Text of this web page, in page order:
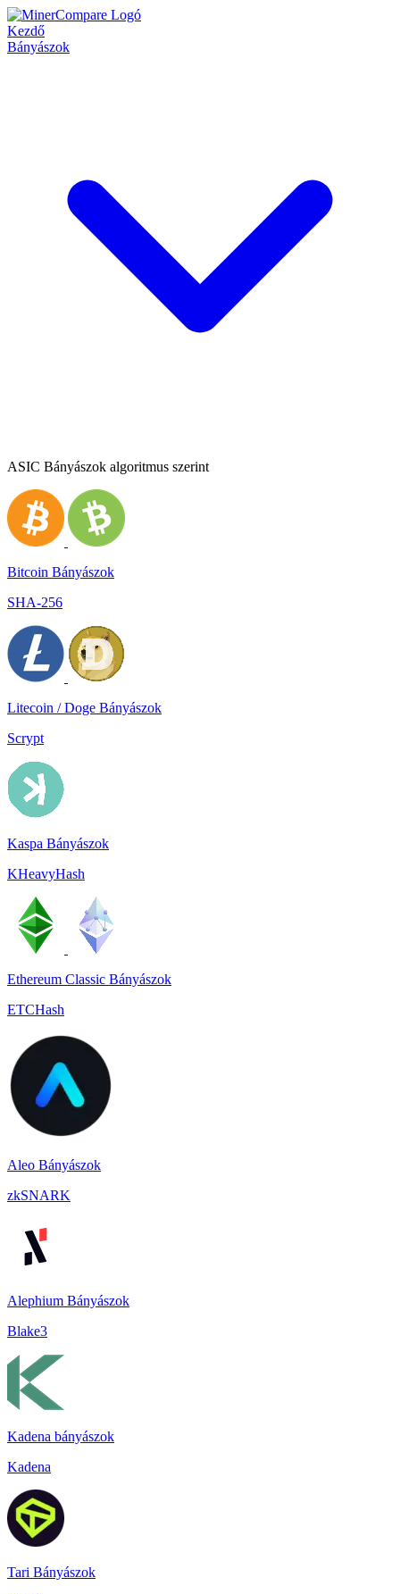
Kezdő
Bányászok
ASIC Bányászok algoritmus szerint
Bitcoin Bányászok
SHA-256
Litecoin / Doge Bányászok
Scrypt
Kaspa Bányászok
KHeavyHash
Ethereum Classic Bányászok
ETCHash
Aleo Bányászok
zkSNARK
Alephium Bányászok
Blake3
Kadena bányászok
Kadena
Tari Bányászok